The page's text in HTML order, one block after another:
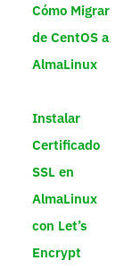
Cómo Migrar
de CentOS a
AlmaLinux
Instalar
Certificado
SSL en
AlmaLinux
con Let’s
Encrypt